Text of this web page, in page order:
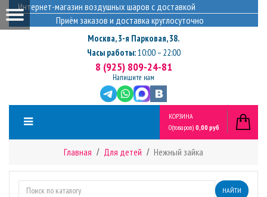
Интернет-магазин воздушных шаров с доставкой
Приём заказов и доставка круглосуточно
Москва,3-я Парковая, 38.
Часы работы:10:00 – 22:00
8 (925) 809-24-81
Напишите нам
КОРЗИНА
0(товаров) 0,00 руб
Главная Для детей Нежный зайка
НАЙТИ